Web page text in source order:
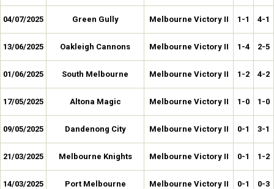
04/07/2025 Green Gully Melbourne Victory II 1-1 4-1
13/06/2025 Oakleigh Cannons Melbourne Victory II 1-4 2-5
01/06/2025 South Melbourne Melbourne Victory II 1-2 4-2
17/05/2025 Altona Magic Melbourne Victory II 1-0 1-0
09/05/2025 Dandenong City Melbourne Victory II 0-1 3-1
21/03/2025 Melbourne Knights Melbourne Victory II 0-1 1-2
14/03/2025 Port Melbourne Melbourne Victory II 0-1 0-3